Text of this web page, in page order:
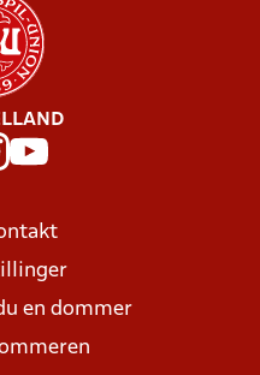
en dommer